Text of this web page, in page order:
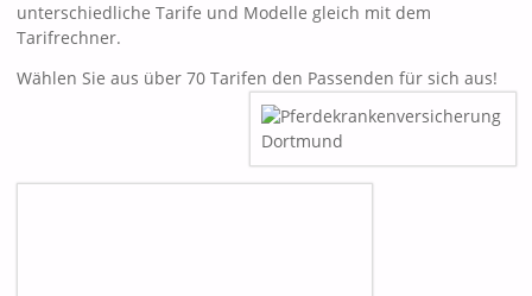
unterschiedliche Tarife und Modelle gleich mit dem
Tarifrechner.
Wählen Sie aus über 70 Tarifen den Passenden für sich aus!